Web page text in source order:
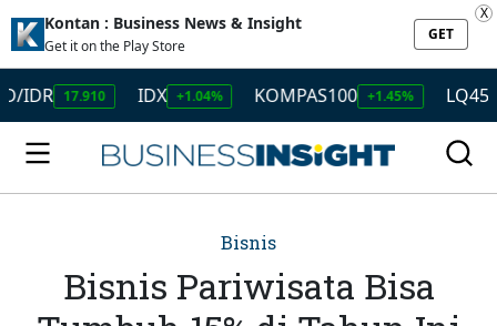
Kontan : Business News & Insight
Get it on the Play Store
GET
X
17.910 IDX +1.04% KOMPAS100 +1.45% LQ45
Bisnis
Bisnis Pariwisata Bisa